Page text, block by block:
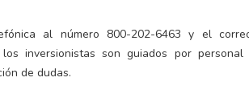
al número 800-202-6463 y el
los inversionistas son guiados por
de dudas.